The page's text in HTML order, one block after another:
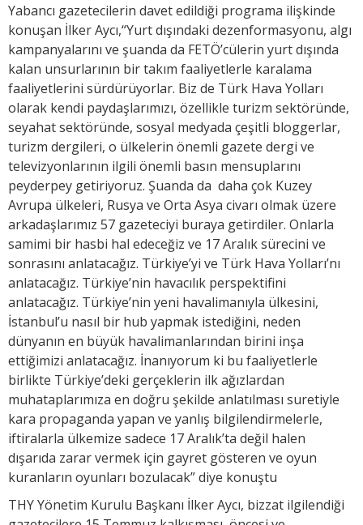
Yabancı gazetecilerin davet edildiği programa ilişkinde
konuşan İlker Aycı,“Yurt dışındaki dezenformasyonu, algı
kampanyalarını ve şuanda da FETÖ’cülerin yurt dışında
kalan unsurlarının bir takım faaliyetlerle karalama
faaliyetlerini sürdürüyorlar. Biz de Türk Hava Yolları
olarak kendi paydaşlarımızı, özellikle turizm sektöründe,
seyahat sektöründe, sosyal medyada çeşitli bloggerlar,
turizm dergileri, o ülkelerin önemli gazete dergi ve
televizyonlarının ilgili önemli basın mensuplarını
peyderpey getiriyoruz. Şuanda da daha çok Kuzey
Avrupa ülkeleri, Rusya ve Orta Asya civarı olmak üzere
arkadaşlarımız 57 gazeteciyi buraya getirdiler. Onlarla
samimi bir hasbi hal edeceğiz ve 17 Aralık sürecini ve
sonrasını anlatacağız. Türkiye’yi ve Türk Hava Yolları’nı
anlatacağız. Türkiye’nin havacılık perspektifini
anlatacağız. Türkiye’nin yeni havalimanıyla ülkesini,
İstanbul’u nasıl bir hub yapmak istediğini, neden
dünyanın en büyük havalimanlarından birini inşa
ettiğimizi anlatacağız. İnanıyorum ki bu faaliyetlerle
birlikte Türkiye’deki gerçeklerin ilk ağızlardan
muhataplarımıza en doğru şekilde anlatılması suretiyle
kara propaganda yapan ve yanlış bilgilendirmelerle,
iftiralarla ülkemize sadece 17 Aralık’ta değil halen
dışarıda zarar vermek için gayret gösteren ve oyun
kuranların oyunları bozulacak” diye konuştu
THY Yönetim Kurulu Başkanı İlker Aycı, bizzat ilgilendiği